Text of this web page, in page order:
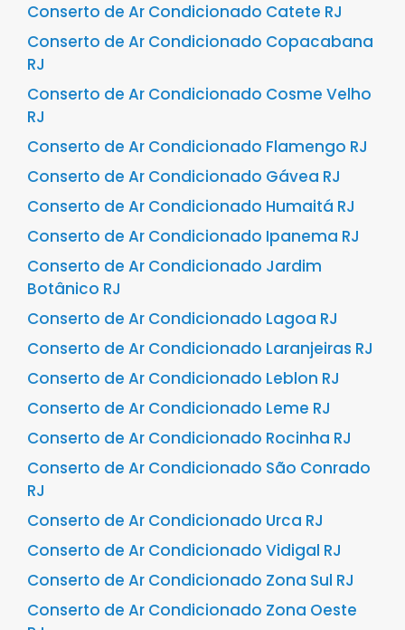
Conserto de Ar Condicionado Catete RJ
Conserto de Ar Condicionado Copacabana
RJ
Conserto de Ar Condicionado Cosme Velho
RJ
Conserto de Ar Condicionado Flamengo RJ
Conserto de Ar Condicionado Gávea RJ
Conserto de Ar Condicionado Humaitá RJ
Conserto de Ar Condicionado Ipanema RJ
Conserto de Ar Condicionado Jardim
Botânico RJ
Conserto de Ar Condicionado Lagoa RJ
Conserto de Ar Condicionado Laranjeiras RJ
Conserto de Ar Condicionado Leblon RJ
Conserto de Ar Condicionado Leme RJ
Conserto de Ar Condicionado Rocinha RJ
Conserto de Ar Condicionado São Conrado
RJ
Conserto de Ar Condicionado Urca RJ
Conserto de Ar Condicionado Vidigal RJ
Conserto de Ar Condicionado Zona Sul RJ
Conserto de Ar Condicionado Zona Oeste